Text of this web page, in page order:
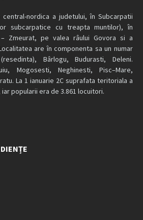
nordica a judetului, în Subcarpatii
subcarpatice cu treapta muntilor), în
– Zmeurat, pe valea râului Govora si a
are în componenta sa un numar
Bârlogu, Budurasti, Deleni.
Mogosesti, Neghinesti, Pisc–Mare,
La 1 ianuarie 2C suprafata teritoriala a
popularii era de 3.861 locuitori.